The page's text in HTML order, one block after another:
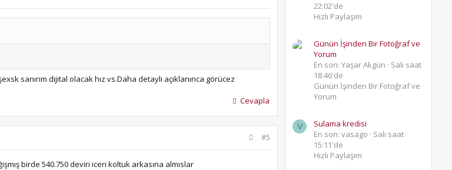
sanırım dijital olacak hız vs.Daha detaylı açıklanınca görücez
Cevapla
#5
birde 540.750 deviri iceri koltuk arkasına almıslar
22:02'de
Hızlı Paylaşım
Günün İşinden Bir Fotoğraf ve
Yorum
En son: Yaşar Akgün
Salı saat
18:46'de
Günün İşinden Bir Fotoğraf ve
Yorum
V
Sulama kredisi
En son: vasago
Salı saat
15:11'de
Hızlı Paylaşım